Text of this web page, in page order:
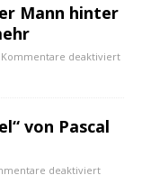
Mann hinter
Kommentare deaktiviert
von Pascal
deaktiviert